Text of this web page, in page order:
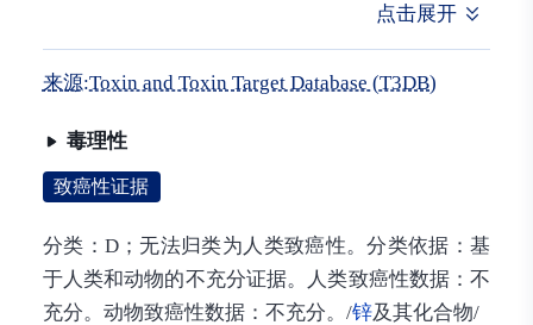
cells. Unbalanced levels of copper and zinc binding t
o Cu,Zn-superoxide dismutase has been linked to am
yotrophic lateral sclerosis (ALS). Stomach acid disso
ich can cause damage to the stomach lining. Metal fu
me fever is thought to be an immune response to inh
点击展开
来源:Toxin and Toxin Target Database (T3DB)
毒理性
致癌性证据
分类：D；无法归类为人类致癌性。分类依据：基
于人类和动物的不充分证据。人类致癌性数据：不
充分。动物致癌性数据：不充分。/锌及其化合物/